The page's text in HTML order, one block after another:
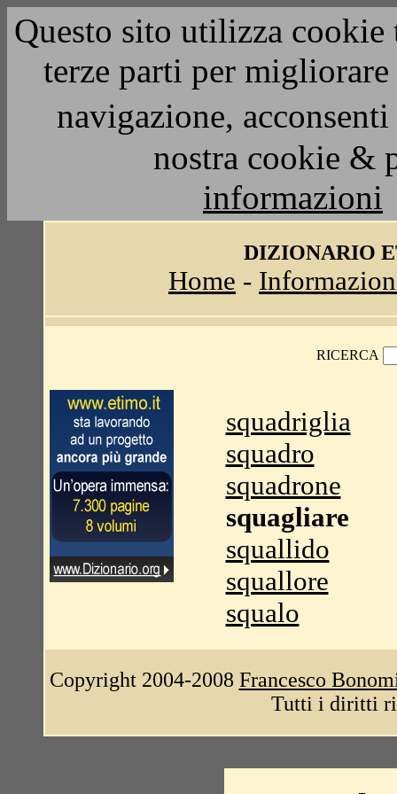
Questo sito utilizza
terze parti per
navigazione,
nostra cookie &
informazioni
DIZIONARIO
Home -
RICERCA
squadriglia
squadro
squadrone
squagliare
squallido
squallore
squalo
Copyright 2004-2008 Francesco
Tutti i diritti